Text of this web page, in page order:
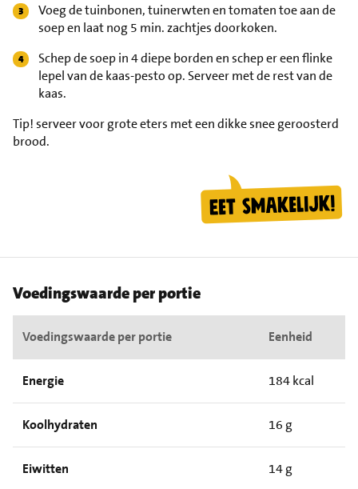
Voeg de tuinbonen, tuinerwten en tomaten toe aan de
soep en laat nog 5 min. zachtjes doorkoken.
Schep de soep in 4 diepe borden en schep er een flinke
lepel van de kaas-pesto op. Serveer met de rest van de
kaas.
Tip!serveer voor grote eters met een dikke snee geroosterd
brood.
Voedingswaarde per portie
Voedingswaarde per portie Eenheid
Energie 184 kcal
Koolhydraten 16 g
Eiwitten 14 g